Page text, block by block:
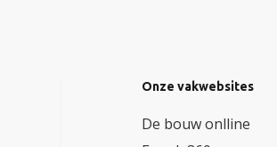
Onze vakwebsites
De bouw onlline